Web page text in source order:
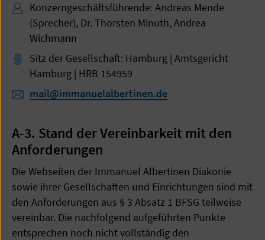
Konzerngeschäftsführende: Andreas Mende
(Sprecher), Dr. Thorsten Minuth, Andrea
Wichmann
Sitz der Gesellschaft: Hamburg | Amtsgericht
Hamburg | HRB 154959
mail@immanuelalbertinen.de
A-3. Stand der Vereinbarkeit mit den
Anforderungen
Die Webseiten der Immanuel Albertinen Diakonie
sowie ihrer Gesellschaften und Einrichtungen sind mit
den Anforderungen aus § 3 Absatz 1 BFSG teilweise
vereinbar. Die nachfolgend aufgeführten Punkte
entsprechen noch nicht vollständig den